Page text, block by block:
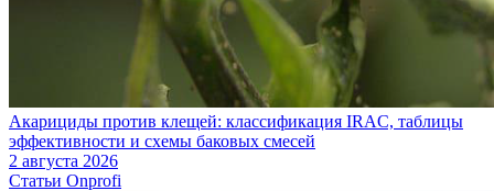
Акарициды против клещей: классификация IRAC, таблицы
эффективности и схемы баковых смесей
2 августа 2026
Статьи Onprofi